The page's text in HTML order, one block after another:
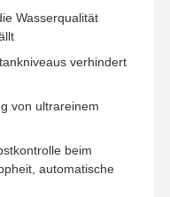
Wasserqualität
verhindert
von ultrareinem
beim
automatische